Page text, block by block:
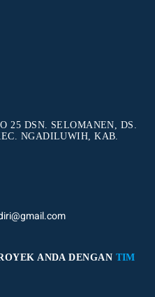
25 DSN. SELOMANEN, DS.
NGADILUWIH, KAB.
ANDA DENGAN TIM